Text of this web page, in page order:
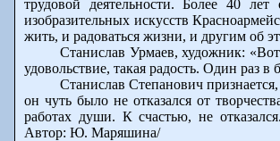
трудовой деятельности. Более 40
изобразительных искусств
жить, и радоваться жизни, и другим об
Станислав Урмаев, художник: «Вот
удовольствие, такая радость. Один раз в
Станислав Степанович
он чуть было не отказался от
работах души. К счастью, не
Автор: Ю. Маряшина/